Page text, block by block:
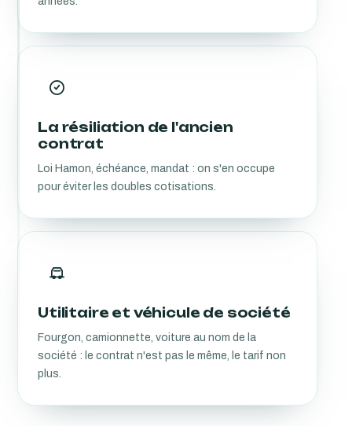
La résiliation de l'ancien
contrat
Loi Hamon, échéance, mandat : on s'en occupe
pour éviter les doubles cotisations.
Utilitaire et véhicule de société
Fourgon, camionnette, voiture au nom de la
société : le contrat n'est pas le même, le tarif non
plus.